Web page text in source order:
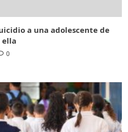
a una adolescente de
ella
0